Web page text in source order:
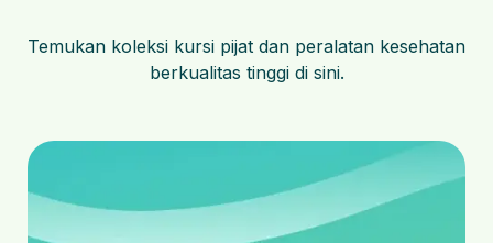
Temukan koleksi kursi pijat dan peralatan kesehatan
berkualitas tinggi di sini.